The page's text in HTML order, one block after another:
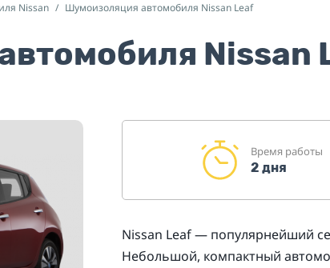
Nissan Шумоизоляция автомобиля Nissan Leaf
Nissan
Время работы
2 дня
Nissan Leaf — популярнейший
Небольшой, компактный